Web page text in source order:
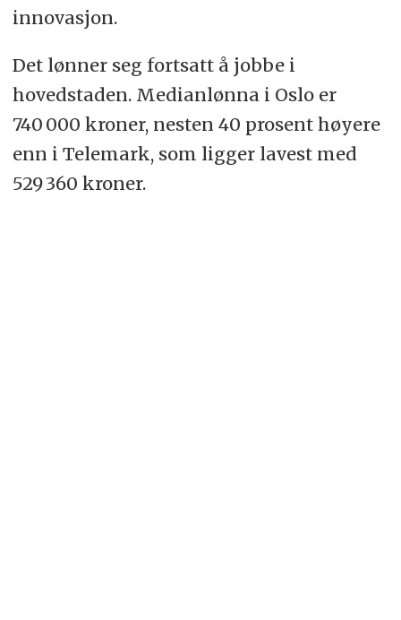
innovasjon.
Det lønner seg fortsatt å jobbe i
hovedstaden. Medianlønna i Oslo er
740 000 kroner, nesten 40 prosent høyere
enn i Telemark, som ligger lavest med
529 360 kroner.